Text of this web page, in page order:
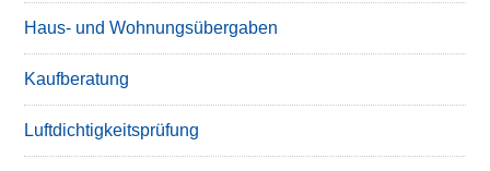
Haus- und Wohnungsübergaben
Kaufberatung
Luftdichtigkeitsprüfung